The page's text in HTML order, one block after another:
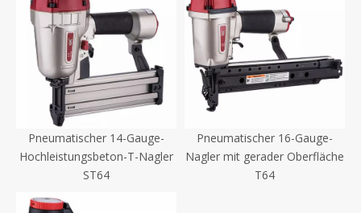
Pneumatischer 14-Gauge-
Hochleistungsbeton-T-Nagler
ST64
Pneumatischer 16-Gauge-
Nagler mit gerader Oberfläche
T64